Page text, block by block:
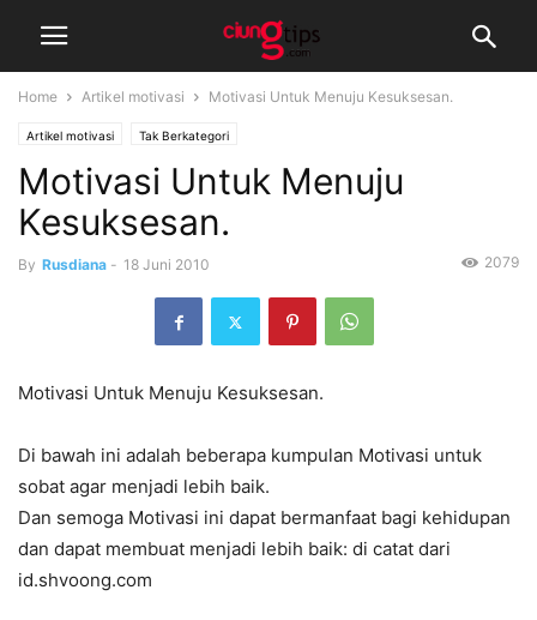
Home Artikel motivasi Motivasi Untuk Menuju Kesuksesan.
Artikel motivasi Tak Berkategori
Motivasi Untuk Menuju
Kesuksesan.
By Rusdiana - 18 Juni 2010 2079
Motivasi Untuk Menuju Kesuksesan.
Di bawah ini adalah beberapa kumpulan Motivasi untuk
sobat agar menjadi lebih baik.
Dan semoga Motivasi ini dapat bermanfaat bagi kehidupan
dan dapat membuat menjadi lebih baik: di catat dari
id.shvoong.com